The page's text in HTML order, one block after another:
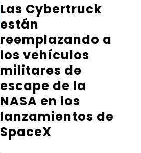
Las Cybertruck
están
reemplazando a
los vehículos
militares de
escape de la
NASA en los
lanzamientos de
SpaceX